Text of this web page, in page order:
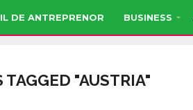
DE ANTREPRENOR BUSINESS
TAGGED "AUSTRIA"